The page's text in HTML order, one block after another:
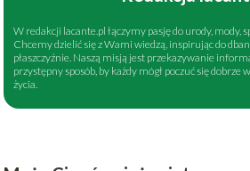
W redakcji lacante.pl łączymy pasję do urody, mody,
Chcemy dzielić się z Wami wiedzą, inspirując do
płaszczyźnie. Naszą misją jest przekazywanie
przystępny sposób, by każdy mógł poczuć się dobrze
życia.